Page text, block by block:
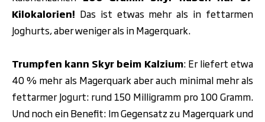
Kilokalorien! Das ist etwas mehr als in fettarmen
Joghurts, aber weniger als in Magerquark.
Trumpfen kann Skyr beim Kalzium: Er liefert etwa
40 % mehr als Magerquark aber auch minimal mehr als
fettarmer Jogurt: rund 150 Milligramm pro 100 Gramm.
Und noch ein Benefit: Im Gegensatz zu Magerquark und